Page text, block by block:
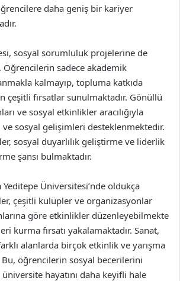
daha geniş bir kariyer
sosyal sorumluluk projelerine de
sadece akademik
kalmayıp, topluma katkıda
çeşitli fırsatlar sunulmaktadır. Gönüllü
ve sosyal etkinlikler aracılığıyla
sosyal gelişimleri desteklenmektedir.
sosyal duyarlılık geliştirme ve liderlik
şansı bulmaktadır.
Yeditepe Üniversitesi’nde oldukça
çeşitli kulüpler ve organizasyonlar
göre etkinlikler düzenleyebilmekte
kurma fırsatı yakalamaktadır. Sanat,
alanlarda birçok etkinlik ve yarışma
öğrencilerin sosyal becerilerini
hayatını daha keyifli hale